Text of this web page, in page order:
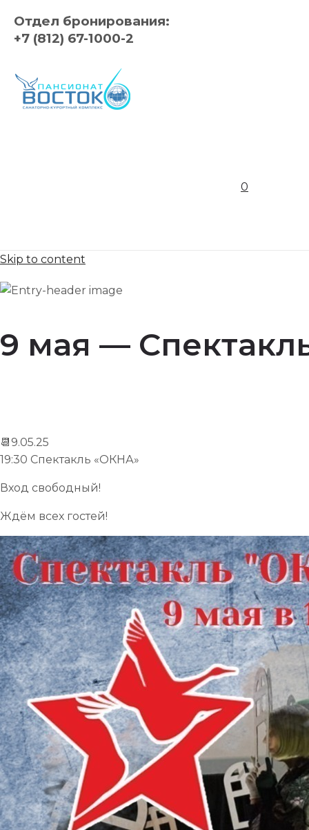
Отдел бронирования:
+7 (812) 67-1000-2
0
Skip to content
9 мая —
📆9.05.25
19:30 Спектакль «ОКНА»
Вход свободный!
Ждём всех гостей!